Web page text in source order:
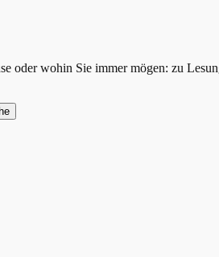
oder wohin Sie immer mögen: zu